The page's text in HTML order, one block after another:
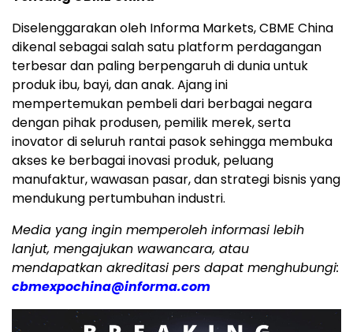
Diselenggarakan oleh Informa Markets, CBME China
dikenal sebagai salah satu platform perdagangan
terbesar dan paling berpengaruh di dunia untuk
produk ibu, bayi, dan anak. Ajang ini
mempertemukan pembeli dari berbagai negara
dengan pihak produsen, pemilik merek, serta
inovator di seluruh rantai pasok sehingga membuka
akses ke berbagai inovasi produk, peluang
manufaktur, wawasan pasar, dan strategi bisnis yang
mendukung pertumbuhan industri.
Media yang ingin memperoleh informasi lebih
lanjut, mengajukan wawancara, atau
mendapatkan akreditasi pers dapat menghubungi:
cbmexpochina@informa.com